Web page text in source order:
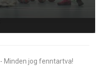
- Minden jog fenntartva!